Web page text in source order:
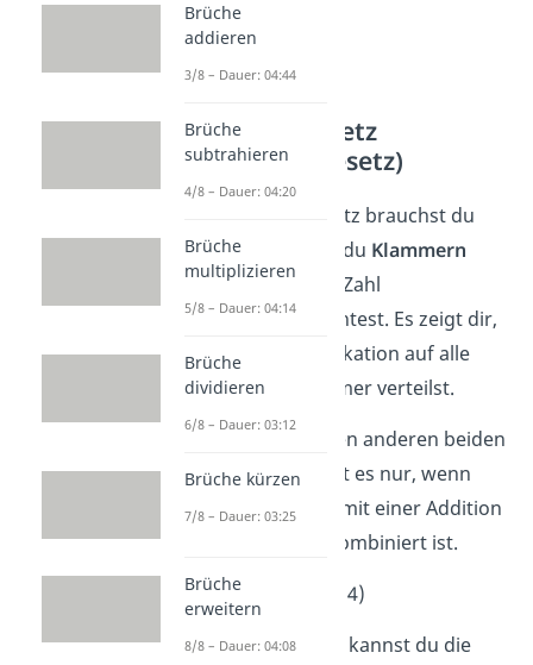
Distributivgesetz
(Verteilungsgesetz)
Das Distributivgesetz brauchst du
immer dann, wenn du Klammern
auflösenoder eine Zahl
ausklammernmöchtest. Es zeigt dir,
wie du eine Multiplikation auf alle
Zahlen in der Klammer verteilst.
Im Gegensatz zu den anderen beiden
Rechengesetzen gilt es nur, wenn
eine Multiplikation mit einer Addition
oder Subtraktion kombiniert ist.
➡️Beispiel:
8 · (20 + 4)
Wenn du möchtest, kannst du die
Brüche
addieren
3/8 – Dauer: 04:44
Brüche
subtrahieren
4/8 – Dauer: 04:20
Brüche
multiplizieren
5/8 – Dauer: 04:14
Brüche
dividieren
6/8 – Dauer: 03:12
Brüche kürzen
7/8 – Dauer: 03:25
Brüche
erweitern
8/8 – Dauer: 04:08